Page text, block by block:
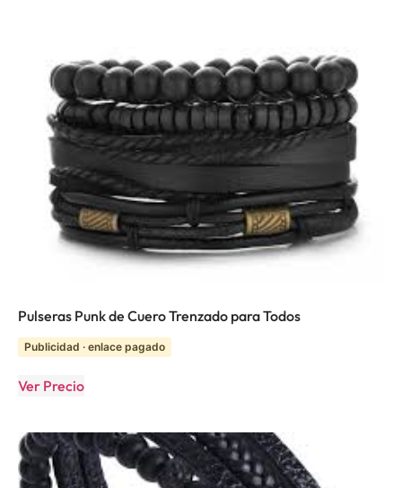
Pulseras Punk de Cuero Trenzado para Todos
Publicidad · enlace pagado
Ver Precio